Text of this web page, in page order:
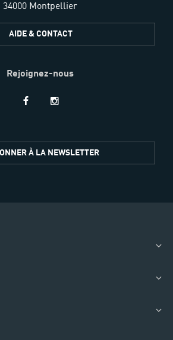
34000 Montpellier
AIDE & CONTACT
Rejoignez-nous
À LA NEWSLETTER